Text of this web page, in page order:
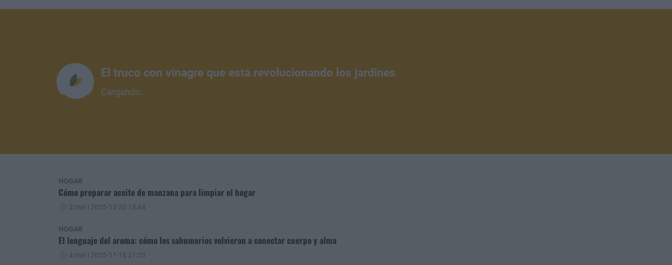
El truco con vinagre que está revolucionando los jardines
Cargando...
HOGAR
Cómo preparar aceite de manzana para limpiar el hogar
2 min | 2025-12-30 13:44
HOGAR
El lenguaje del aroma: cómo los sahumerios volvieron a conectar cuerpo y alma
4 min | 2025-11-18 21:23